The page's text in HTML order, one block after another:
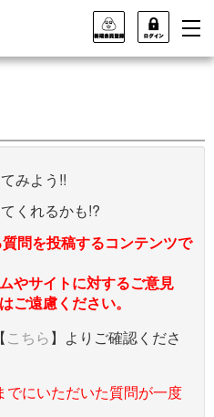
みよう!!
くれるかも!?
問を投稿するコンテンツで
やサイトに対するご意見
ご遠慮ください。
こちら】よりご確認くださ
にいただいた質問が一度